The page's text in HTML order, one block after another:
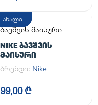
ახალი
ბავშვის მაისური
NIKE ᲑᲐᲕᲨᲕᲘᲡ
ᲛᲐᲘᲡᲣᲠᲘ
ბრენდი: Nike
99,00 ₾